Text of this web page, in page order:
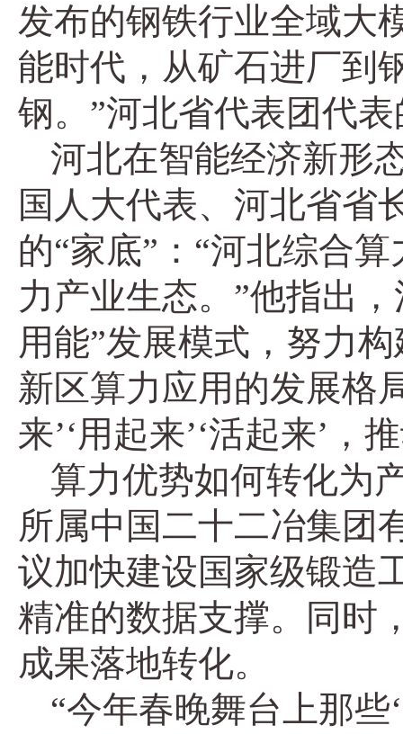
发布的钢铁行业全域大
能时代，从矿石进厂到
钢。”河北省代表团代
河北在智能经济新形
国人大代表、河北省省
的“家底”：“河北综合
力产业生态。”他指出
用能”发展模式，努力
新区算力应用的发展格
来’‘用起来’‘活起来’
算力优势如何转化为
所属中国二十二冶集团
议加快建设国家级锻造
精准的数据支撑。同时
成果落地转化。
“今年春晚舞台上那